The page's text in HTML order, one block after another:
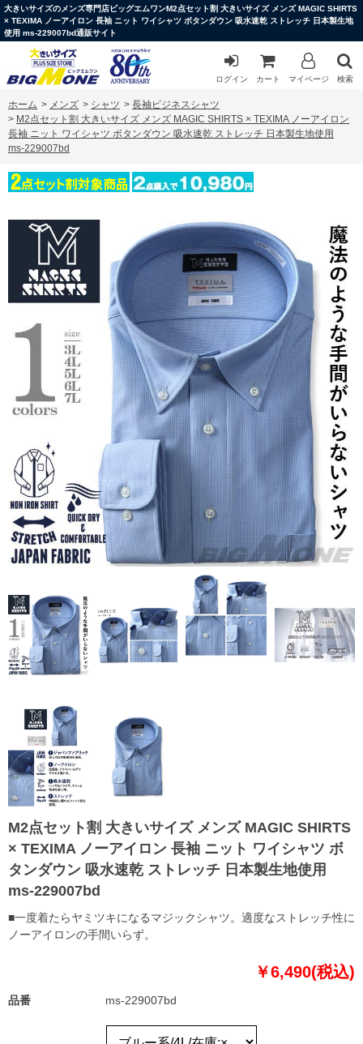
大きいサイズのメンズ専門店ビッグエムワンM2点セット割 大きいサイズ メンズ MAGIC SHIRTS
× TEXIMA ノーアイロン 長袖 ニット ワイシャツ ボタンダウン 吸水速乾 ストレッチ 日本製生地
使用 ms-229007bd通販サイト
ログイン カート マイページ 検索
ホーム > メンズ > シャツ > 長袖ビジネスシャツ
> M2点セット割 大きいサイズ メンズ MAGIC SHIRTS × TEXIMA ノーアイロン
長袖 ニット ワイシャツ ボタンダウン 吸水速乾 ストレッチ 日本製生地使用
ms-229007bd
M2点セット割 大きいサイズ メンズ MAGIC SHIRTS
× TEXIMA ノーアイロン 長袖 ニット ワイシャツ ボ
タンダウン 吸水速乾 ストレッチ 日本製生地使用
ms-229007bd
■一度着たらヤミツキになるマジックシャツ。適度なストレッチ性に
ノーアイロンの手間いらず。
￥6,490(税込)
品番 ms-229007bd